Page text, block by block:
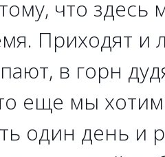
что здесь
Приходят и
в горн
еще мы
один день и